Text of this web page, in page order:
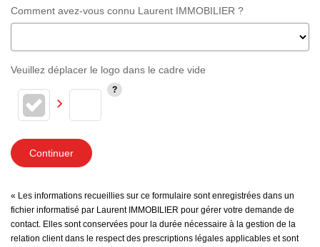
Comment avez-vous connu Laurent IMMOBILIER ?
Veuillez déplacer le logo dans le cadre vide
Continuer
« Les informations recueillies sur ce formulaire sont enregistrées dans un
fichier informatisé par Laurent IMMOBILIER pour gérer votre demande de
contact. Elles sont conservées pour la durée nécessaire à la gestion de la
relation client dans le respect des prescriptions légales applicables et sont